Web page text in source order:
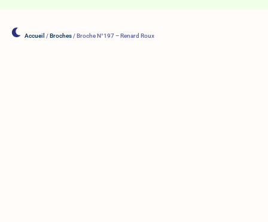
Accueil /Broches/ Broche N°197 – Renard Roux